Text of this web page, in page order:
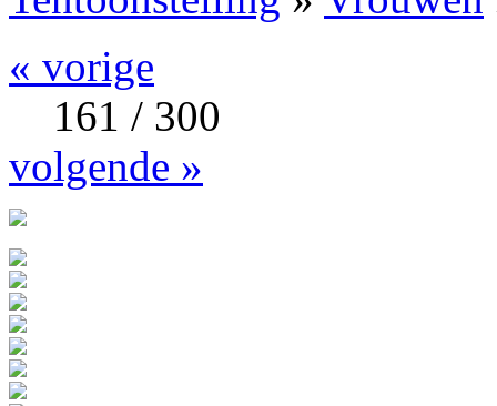
« vorige
161 / 300
volgende »